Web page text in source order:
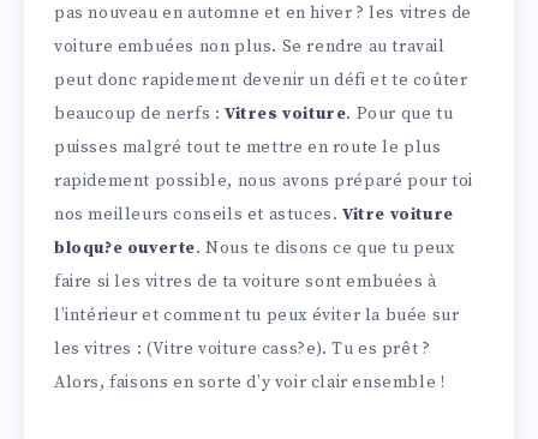
pas nouveau en automne et en hiver ? les vitres de
voiture embuées non plus. Se rendre au travail
peut donc rapidement devenir un défi et te coûter
beaucoup de nerfs : Vitres voiture. Pour que tu
puisses malgré tout te mettre en route le plus
rapidement possible, nous avons préparé pour toi
nos meilleurs conseils et astuces.Vitre voiture
bloqu?e ouverte. Nous te disons ce que tu peux
faire si les vitres de ta voiture sont embuées à
l’intérieur et comment tu peux éviter la buée sur
les vitres : (Vitre voiture cass?e). Tu es prêt ?
Alors, faisons en sorte d’y voir clair ensemble !